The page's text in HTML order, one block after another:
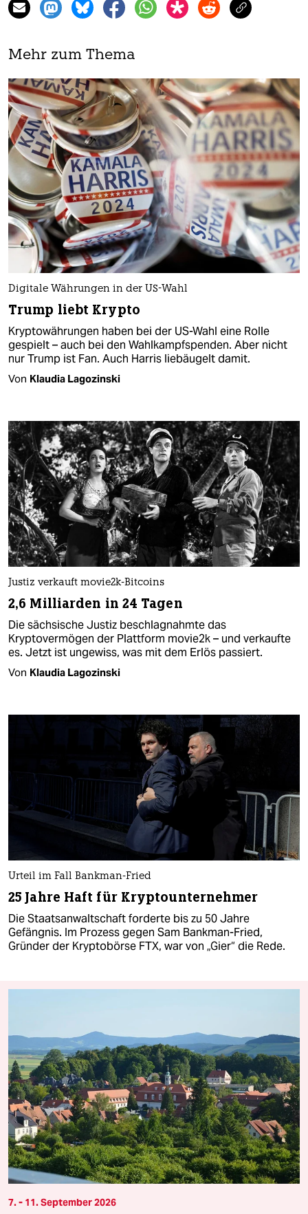
Mehr zum Thema
Digitale Währungen in der US-Wahl
Trump liebt Krypto
Kryptowährungen haben bei der US-Wahl eine Rolle
gespielt – auch bei den Wahlkampfspenden. Aber nicht
nur Trump ist Fan. Auch Harris liebäugelt damit.
Von Klaudia Lagozinski
Justiz verkauft movie2k-Bitcoins
2,6 Milliarden in 24 Tagen
Die sächsische Justiz beschlagnahmte das
Kryptovermögen der Plattform movie2k – und verkaufte
es. Jetzt ist ungewiss, was mit dem Erlös passiert.
Von Klaudia Lagozinski
Urteil im Fall Bankman-Fried
25 Jahre Haft für Kryptounternehmer
Die Staatsanwaltschaft forderte bis zu 50 Jahre
Gefängnis. Im Prozess gegen Sam Bankman-Fried,
Gründer der Kryptobörse FTX, war von „Gier“ die Rede.
7. - 11. September 2026